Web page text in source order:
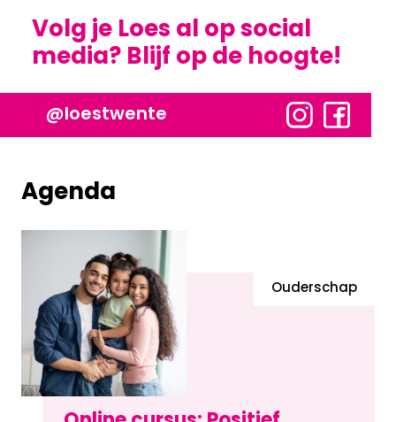
Volg je Loes al op social
media? Blijf op de hoogte!
@loestwente
Agenda
Ouderschap